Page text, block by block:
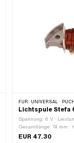
FÜR: UNIVERSAL ·
Lichtspule Stefa
Spannung: 6 V ·
Gesamtlänge: 74 mm ·
Schrauben · Anzahl
EUR 47.30